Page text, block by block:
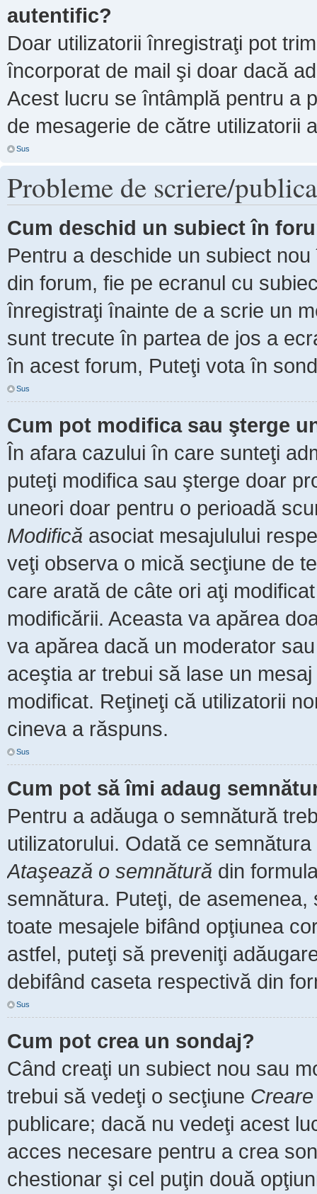
autentific?
Doar utilizatorii înregistraţi pot
încorporat de mail şi doar dacă
Acest lucru se întâmplă pentru a
de mesagerie de către utilizatorii
Sus
Probleme de scriere/
Cum deschid un subiect în
Pentru a deschide un subiect
din forum, fie pe ecranul cu
înregistraţi înainte de a scrie un
sunt trecute în partea de jos a
în acest forum, Puteţi vota în
Sus
Cum pot modifica sau şterge
În afara cazului în care sunteţi
puteţi modifica sau şterge doar
uneori doar pentru o perioadă
Modifică asociat mesajulului
veţi observa o mică secţiune de
care arată de câte ori aţi
modificării. Aceasta va apărea
va apărea dacă un moderator
aceştia ar trebui să lase un
modificat. Reţineţi că utilizatorii
cineva a răspuns.
Sus
Cum pot să îmi adaug
Pentru a adăuga o semnătură
utilizatorului. Odată ce
Ataşează o semnătură din
semnătura. Puteţi, de
toate mesajele bifând opţiunea
astfel, puteţi să preveniţi
debifând caseta respectivă din
Sus
Cum pot crea un sondaj?
Când creaţi un subiect nou sau
trebui să vedeţi o secţiune
publicare; dacă nu vedeţi acest
acces necesare pentru a crea
chestionar şi cel puţin două